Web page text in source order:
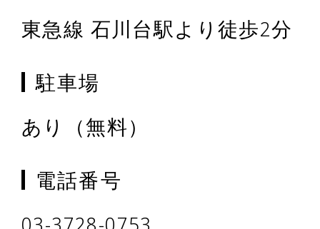
東急線 石川台駅より徒歩2分
駐車場
あり（無料）
電話番号